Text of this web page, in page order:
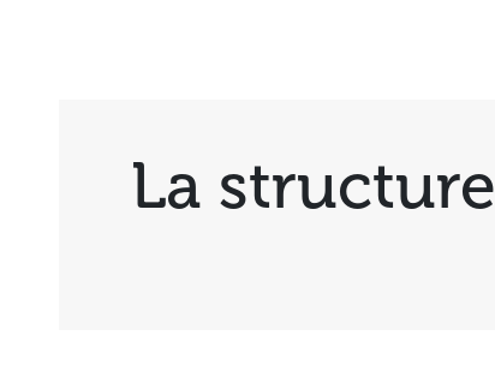
La structure